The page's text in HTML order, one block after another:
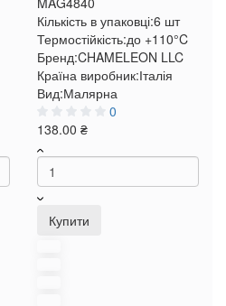
Кількість в упаковці:6 шт
Термостійкість:до +110°C
Бренд:CHAMELEON LLC
Країна виробник:Італія
Вид:Малярна
0
138.00 ₴
Купити